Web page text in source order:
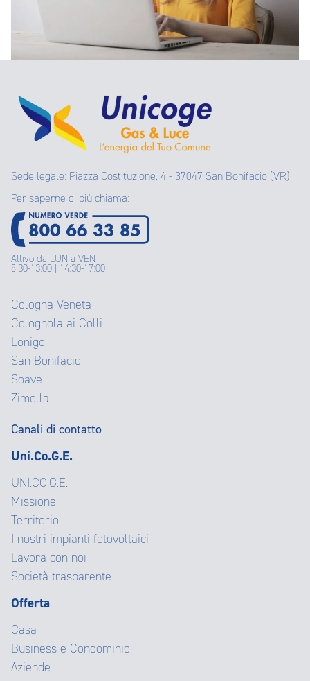
Sede legale: Piazza Costituzione, 4 - 37047 San Bonifacio (VR)
Per saperne di più chiama:
Attivo da LUN a VEN
8:30-13:00 | 14:30-17:00
Cologna Veneta
Colognola ai Colli
Lonigo
San Bonifacio
Soave
Zimella
Canali di contatto
Uni.Co.G.E.
UNI.CO.G.E.
Missione
Territorio
I nostri impianti fotovoltaici
Lavora con noi
Società trasparente
Offerta
Casa
Business e Condominio
Aziende